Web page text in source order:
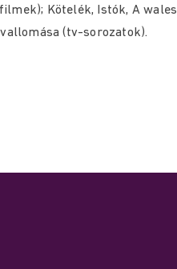
Kötelék, Istók, A
(tv-sorozatok).